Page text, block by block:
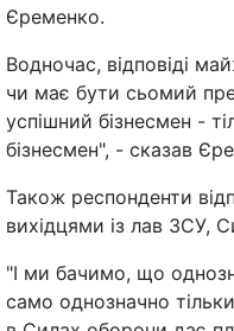
Єременко.
Водночас, відповіді
чи має бути сьомий
успішний бізнесмен -
бізнесмен", - сказав
Також респонденти
вихідцями із лав ЗСУ,
"І ми бачимо, що
само однозначно